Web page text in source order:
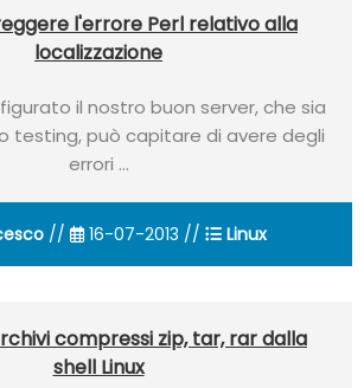
l'errore Perl relativo alla
localizzazione
il nostro buon server, che sia
testing, può capitare di avere degli
errori ...
// 16-07-2013 // Linux
compressi zip, tar, rar dalla
shell Linux